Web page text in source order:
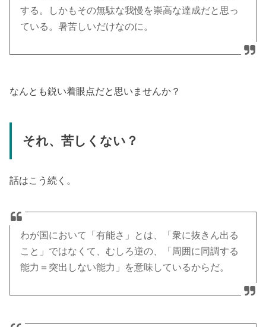
する。しかもその無駄な我慢を崇高な達成だと思っ
ている。暑苦しいだけなのに。
なんとも鋭い着眼点だと思いませんか？
それ、苦しくない？
話はこう続く。
わが国において「有能さ」とは、「衆に抜きん出る
こと」ではなくて、むしろ逆の、「周囲に同調する
能力＝突出しない能力」を意味しているからだ。